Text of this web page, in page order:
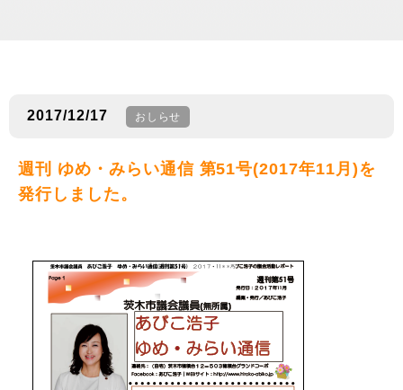
2017/12/17 おしらせ
週刊 ゆめ・みらい通信 第51号(2017年11月)を
発行しました。